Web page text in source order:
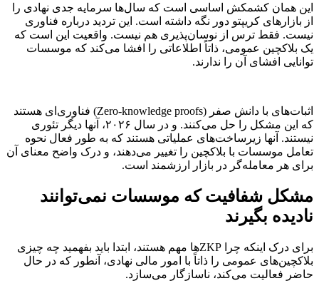
این همان کشمکش اساسی است که سال‌ها سرمایه جدی نهادی را
از بازارهای کریپتو دور نگه داشته است. این تردید درباره فناوری
نیست. فقط ترس از نوسان‌پذیری هم نیست. واقعیت این است که
یک بلاکچین عمومی، ذاتاً اطلاعاتی را افشا می‌کند که موسسات
توانایی افشای آن را ندارند.
اثبات‌های با دانش صفر (Zero-knowledge proofs) فناوری‌ای هستند
که این مشکل را حل می‌کنند. و در سال ۲۰۲۶، آنها دیگر تئوری
نیستند. آنها زیرساخت‌های عملیاتی هستند که به طور فعال نحوه
تعامل موسسات با بلاکچین را تغییر می‌دهند، و درک واضح معنای آن
برای هر معامله‌گر در بازار ارزشمند است.
مشکل شفافیت که موسسات نمی‌توانند
نادیده بگیرند
برای درک اینکه چرا ZKPها مهم هستند، ابتدا باید بفهمید چه چیزی
بلاکچین‌های عمومی را ذاتاً با امور مالی نهادی، آنطور که در حال
حاضر فعالیت می‌کند، ناسازگار می‌سازد.